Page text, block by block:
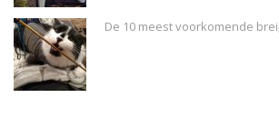
De 10 meest voorkomende